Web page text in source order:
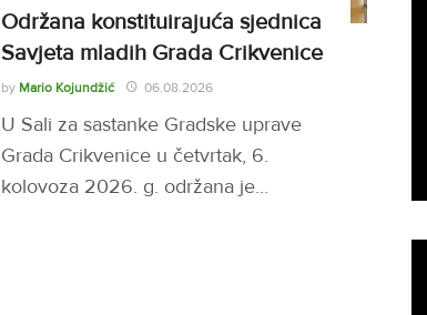
Održana konstituirajuća sjednica
Savjeta mladih Grada Crikvenice
by Mario Kojundžić 06.08.2026
U Sali za sastanke Gradske uprave
Grada Crikvenice u četvrtak, 6.
kolovoza 2026. g. održana je…